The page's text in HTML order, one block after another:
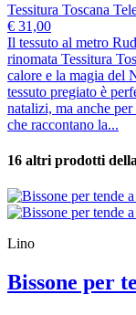
Tessitura Toscana
€ 31,00
Il tessuto al metro
rinomata Tessitura
calore e la magia del
tessuto pregiato è
natalizi, ma anche
che raccontano la...
16 altri prodotti
Lino
Bissone per